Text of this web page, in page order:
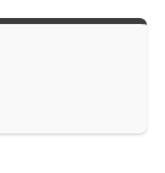
株式会社セク
然に人とつな